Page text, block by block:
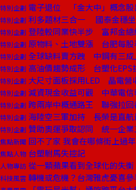
特別企劃 電子退位 「金大中」概念股
特別企劃 利多題材三合一 國泰金穩
特別企劃 登陸較同業快半步 富邦金總
特別企劃 原物料、土地雙漲 台肥每股
特別企劃 全球缺料賣方跩 中鋼有三成
特別企劃 高油價趨勢成形 台塑化EPS
特別企劃 大尺寸面板採用LED 晶電營
特別企劃 減資現金收益可觀 中華電信
特別企劃 跨兩岸中概通路王 聯強拉回
特別企劃 海陸空三軍加持 長榮是直航
特別企劃 贊助奧運爭取認同 統一企業
焦點新聞 回不了家 我會在哪條街上過
焦點人物 台塑駙馬失控記
人物專訪 從一顆蘋果看到全球化的失衡
科技風雲 轉機或危機？台灣雅虎憂喜參